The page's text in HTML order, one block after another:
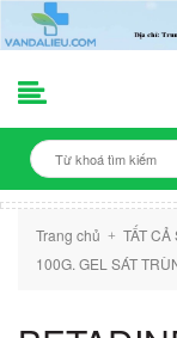
Trang chủ + TẤT CẢ
100G. GEL SÁT